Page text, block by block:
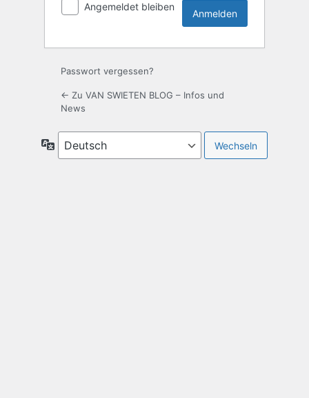
Angemeldet bleiben
Passwort vergessen?
← Zu VAN SWIETEN BLOG – Infos und
News
Sprache